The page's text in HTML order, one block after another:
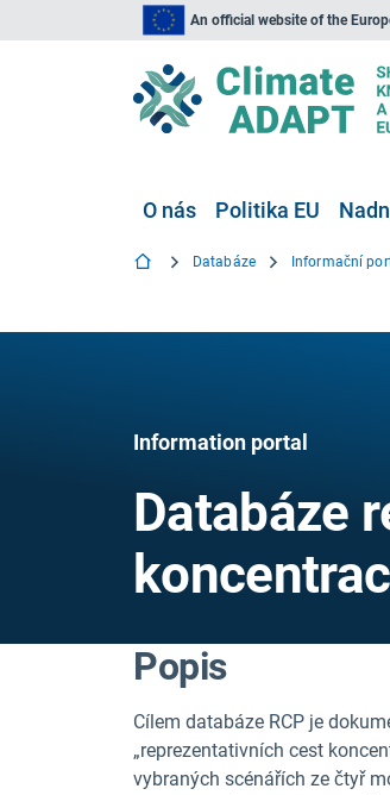
An official website of the
O nás Politika EU
Databáze Informační
Information portal
Databáze
Popis
Cílem databáze RCP je
„reprezentativních cest
vybraných scénářích ze čtyř